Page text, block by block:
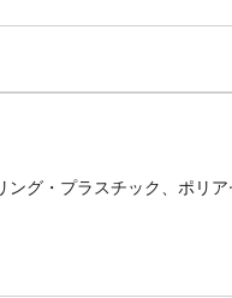
グ・プラスチック、ポリ